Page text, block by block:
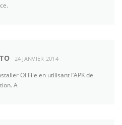
24 JANVIER 2014
OI File en utilisant l’APK de
A